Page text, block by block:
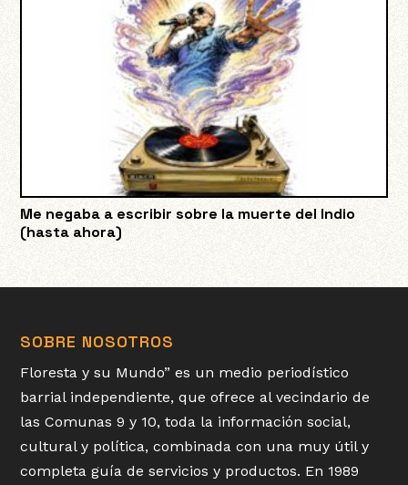
Me negaba a escribir sobre la muerte del Indio
(hasta ahora)
SOBRE NOSOTROS
Floresta y su Mundo” es un medio periodístico
barrial independiente, que ofrece al vecindario de
las Comunas 9 y 10, toda la información social,
cultural y política, combinada con una muy útil y
completa guía de servicios y productos. En 1989